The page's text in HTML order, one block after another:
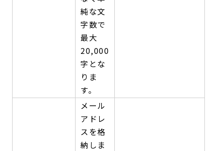
純な文
字数で
最大
20,000
字とな
りま
す。
メール
アドレ
スを格
納しま